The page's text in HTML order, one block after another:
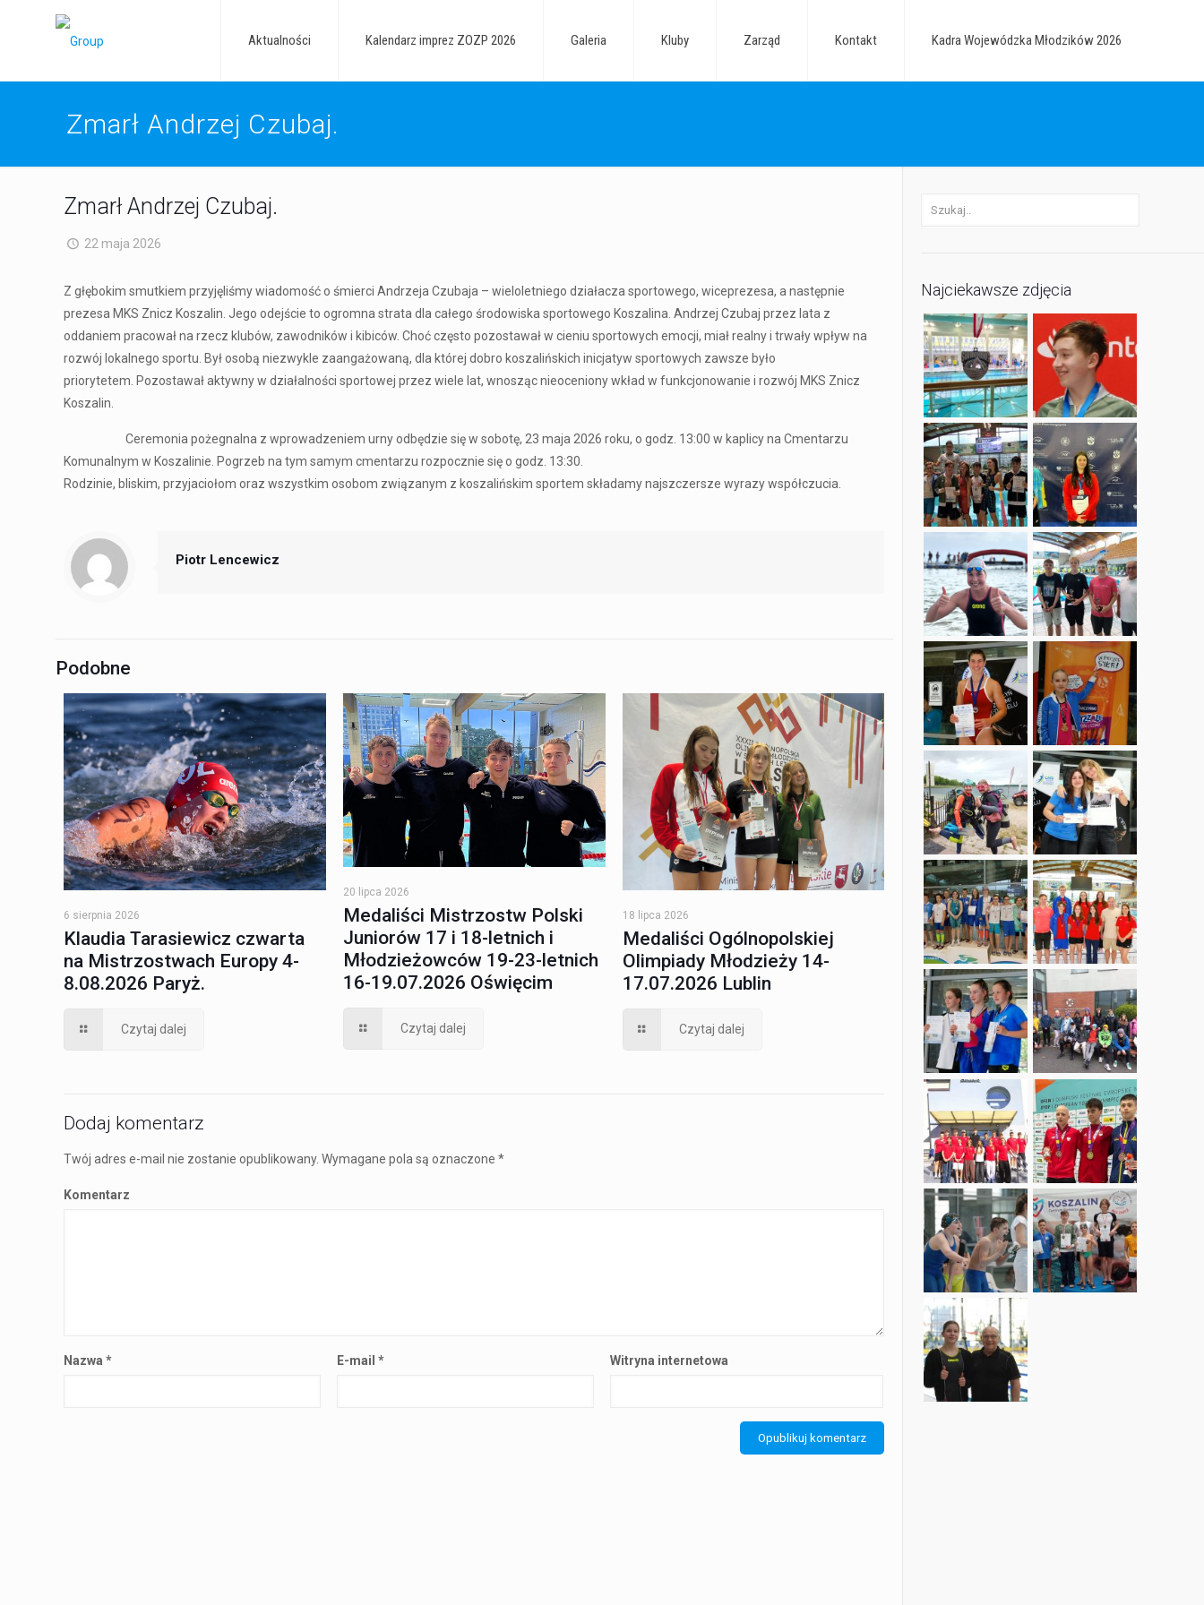
Aktualności Kalendarz imprez ZOZP 2026 Galeria Kluby Zarząd Kontakt Kadra Wojewódzka Młodzików 2026
Zmarł Andrzej Czubaj.
Zmarł Andrzej Czubaj.
22 maja 2026
Z głębokim smutkiem przyjęliśmy wiadomość o śmierci Andrzeja Czubaja – wieloletniego działacza sportowego, wiceprezesa, a następnie
prezesa MKS Znicz Koszalin. Jego odejście to ogromna strata dla całego środowiska sportowego Koszalina. Andrzej Czubaj przez lata z
oddaniem pracował na rzecz klubów, zawodników i kibiców. Choć często pozostawał w cieniu sportowych emocji, miał realny i trwały wpływ na
rozwój lokalnego sportu. Był osobą niezwykle zaangażowaną, dla której dobro koszalińskich inicjatyw sportowych zawsze było
priorytetem. Pozostawał aktywny w działalności sportowej przez wiele lat, wnosząc nieoceniony wkład w funkcjonowanie i rozwój MKS Znicz
Koszalin.
Ceremonia pożegnalna z wprowadzeniem urny odbędzie się w sobotę, 23 maja 2026 roku, o godz. 13:00 w kaplicy na Cmentarzu
Komunalnym w Koszalinie. Pogrzeb na tym samym cmentarzu rozpocznie się o godz. 13:30.
Rodzinie, bliskim, przyjaciołom oraz wszystkim osobom związanym z koszalińskim sportem składamy najszczersze wyrazy współczucia.
Piotr Lencewicz
Podobne
6 sierpnia 2026
Klaudia Tarasiewicz czwarta
na Mistrzostwach Europy 4-
8.08.2026 Paryż.
Czytaj dalej
20 lipca 2026
Medaliści Mistrzostw Polski
Juniorów 17 i 18-letnich i
Młodzieżowców 19-23-letnich
16-19.07.2026 Oświęcim
Czytaj dalej
18 lipca 2026
Medaliści Ogólnopolskiej
Olimpiady Młodzieży 14-
17.07.2026 Lublin
Czytaj dalej
Dodaj komentarz
Twój adres e-mail nie zostanie opublikowany. Wymagane pola są oznaczone*
Komentarz
Nazwa* E-mail* Witryna internetowa
Najciekawsze zdjęcia